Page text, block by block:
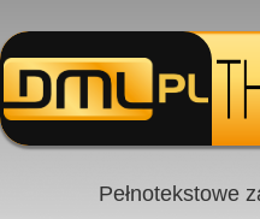
Pełnotekstowe